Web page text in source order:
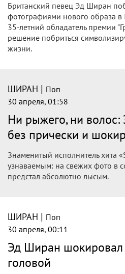
Британский певец Эд Ширан
фотографиями нового образа в
35‑летний обладатель премии
решение побриться
жизни.
ШИРАН | Поп
30 апреля, 01:58
Ни рыжего, ни
без прически и
Знаменитый исполнитель хита
узнаваемым: на свежих фото в
предстал абсолютно лысым.
ШИРАН | Поп
30 апреля, 00:11
Эд Ширан шокировал
головой